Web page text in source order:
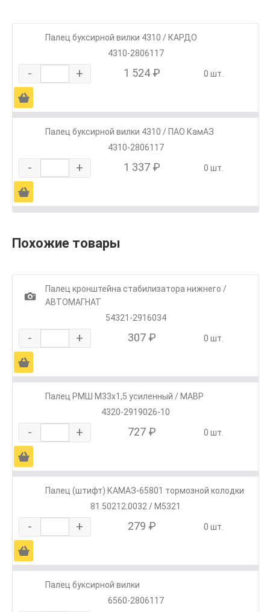
Палец буксирной вилки 4310 / КАРДО
4310-2806117
- + 1 524 ₽ 0 шт.
Ä
Палец буксирной вилки 4310 / ПАО КамАЗ
4310-2806117
- + 1 337 ₽ 0 шт.
Ä
Похожие товары
1
Палец кронштейна стабилизатора нижнего /
АВТОМАГНАТ
54321-2916034
- + 307 ₽ 0 шт.
Ä
Палец РМШ М33х1,5 усиленный / МАВР
4320-2919026-10
- + 727 ₽ 0 шт.
Ä
Палец (штифт) КАМАЗ-65801 тормозной колодки
81.50212.0032 / M5321
- + 279 ₽ 0 шт.
Ä
Палец буксирной вилки
6560-2806117